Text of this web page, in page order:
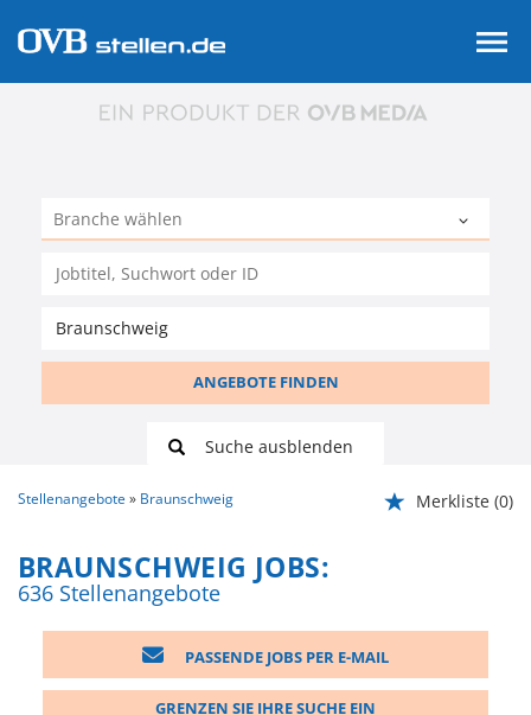
ANGEBOTE FINDEN
Suche ausblenden
Stellenangebote Braunschweig Merkliste (0)
BRAUNSCHWEIG JOBS:
636 Stellenangebote
PASSENDE JOBS PER E-MAIL
GRENZEN SIE IHRE SUCHE EIN